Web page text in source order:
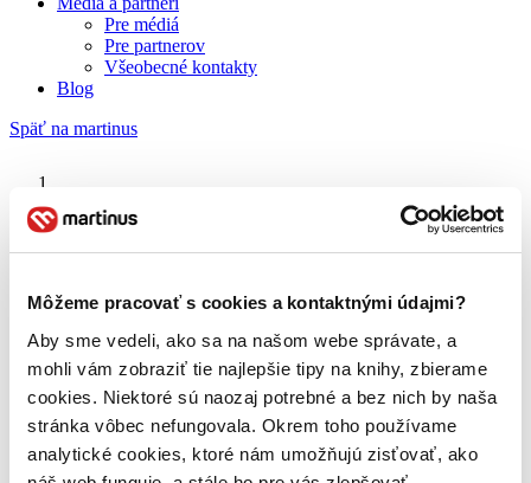
Môžeme pracovať s cookies a kontaktnými údajmi?
Aby sme vedeli, ako sa na našom webe správate, a
mohli vám zobraziť tie najlepšie tipy na knihy, zbierame
cookies. Niektoré sú naozaj potrebné a bez nich by naša
stránka vôbec nefungovala. Okrem toho používame
analytické cookies, ktoré nám umožňujú zisťovať, ako
Pre médiá
Pre partnerov
Všeobecné kontakty
Blog
Späť na martinus
Pavol Dvořák
O nás
Náš príbeh
Galéria Martinusu
Zodpovednosť
Sme B Corp